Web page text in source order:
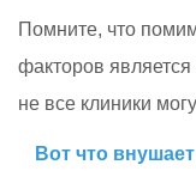
Помните, что
факторов
не все клиники
Вот что